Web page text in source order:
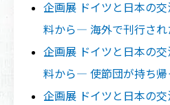
企画展 ドイツと日本の
料から― 海外で刊行され
企画展 ドイツと日本の
料から― 使節団が持ち帰
企画展 ドイツと日本の